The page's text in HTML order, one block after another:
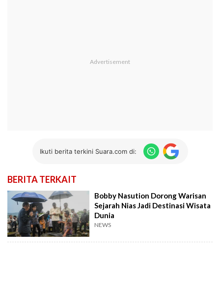
Ikuti berita terkini Suara.com di:
BERITA TERKAIT
Bobby Nasution Dorong Warisan
Sejarah Nias Jadi Destinasi Wisata
Dunia
NEWS